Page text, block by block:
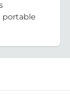
portable